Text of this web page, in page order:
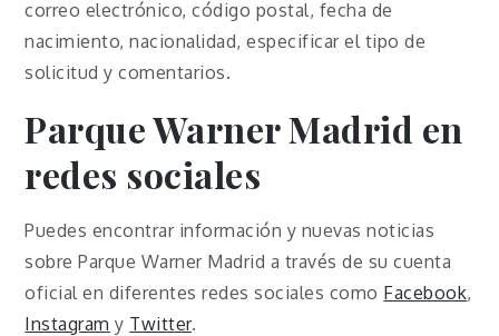
correo electrónico, código postal, fecha de
nacimiento, nacionalidad, especificar el tipo de
solicitud y comentarios.
Parque Warner Madrid en
redes sociales
Puedes encontrar información y nuevas noticias
sobre Parque Warner Madrid a través de su cuenta
oficial en diferentes redes sociales como Facebook,
Instagram y Twitter.